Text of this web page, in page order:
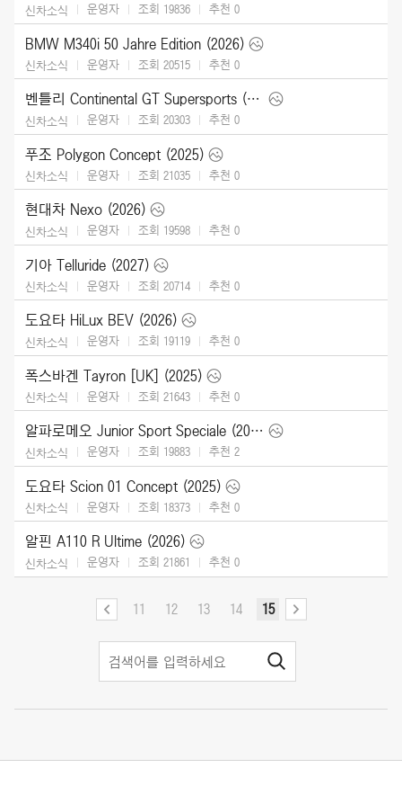
신차소식 운영자 조회 19836 추천 0
BMW M340i 50 Jahre Edition (2026)
신차소식 운영자 조회 20515 추천 0
벤틀리 Continental GT Supersports (2027)
신차소식 운영자 조회 20303 추천 0
푸조 Polygon Concept (2025)
신차소식 운영자 조회 21035 추천 0
현대차 Nexo (2026)
신차소식 운영자 조회 19598 추천 0
기아 Telluride (2027)
신차소식 운영자 조회 20714 추천 0
도요타 HiLux BEV (2026)
신차소식 운영자 조회 19119 추천 0
폭스바겐 Tayron [UK] (2025)
신차소식 운영자 조회 21643 추천 0
알파로메오 Junior Sport Speciale (2026)
신차소식 운영자 조회 19883 추천 2
도요타 Scion 01 Concept (2025)
신차소식 운영자 조회 18373 추천 0
알핀 A110 R Ultime (2026)
신차소식 운영자 조회 21861 추천 0
11 12 13 14 15